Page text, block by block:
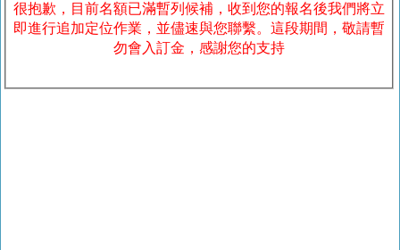
很抱歉，目前名額已滿暫列候補，收到您的報名後我們將立
即進行追加定位作業，並儘速與您聯繫。這段期間，敬請暫
勿會入訂金，感謝您的支持